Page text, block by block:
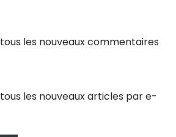
les nouveaux commentaires
les nouveaux articles par e-